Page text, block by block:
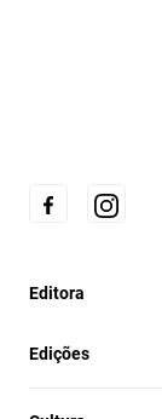
Editora
Edições